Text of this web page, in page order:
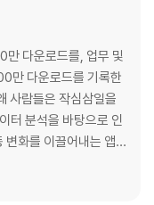
려라
만 다운로드를, 업무 및
만 다운로드를 기록한
터 분석을 바탕으로 인
변화를 이끌어내는 앱
기술’과 2018년 선보
했고, 수익은 오직 사